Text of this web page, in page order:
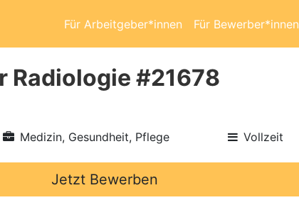
Für Arbeitgeber*innen Für Bewerber*innen
#21678
Medizin, Gesundheit, Pflege Vollzeit
Jetzt Bewerben